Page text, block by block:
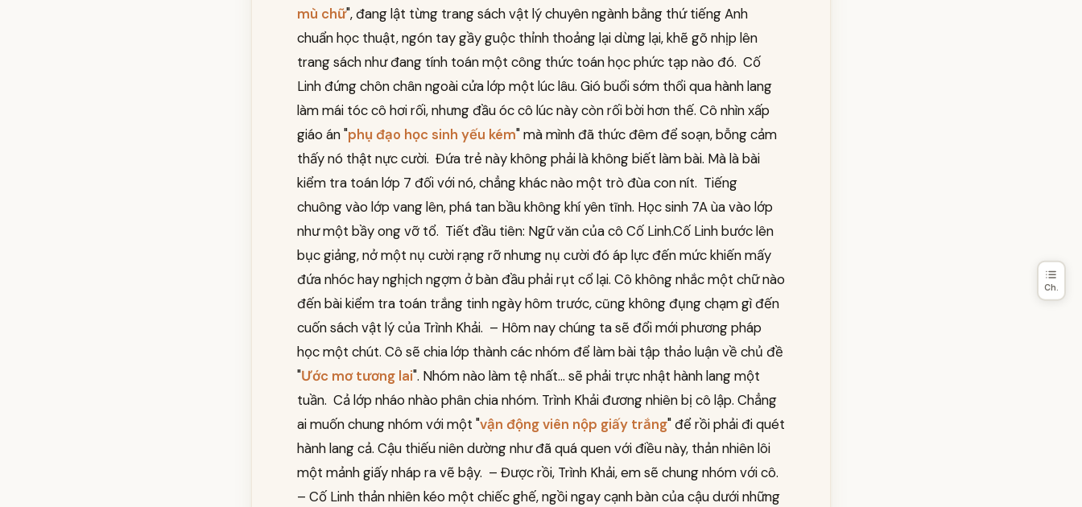
Ch.
mù chữ", đang lật từng trang sách vật lý chuyên ngành bằng thứ tiếng Anh
chuẩn học thuật, ngón tay gầy guộc thỉnh thoảng lại dừng lại, khẽ gõ nhịp lên
trang sách như đang tính toán một công thức toán học phức tạp nào đó. Cố
Linh đứng chôn chân ngoài cửa lớp một lúc lâu. Gió buổi sớm thổi qua hành lang
làm mái tóc cô hơi rối, nhưng đầu óc cô lúc này còn rối bời hơn thế. Cô nhìn xấp
giáo án "phụ đạo học sinh yếu kém" mà mình đã thức đêm để soạn, bỗng cảm
thấy nó thật nực cười. Đứa trẻ này không phải là không biết làm bài. Mà là bài
kiểm tra toán lớp 7 đối với nó, chẳng khác nào một trò đùa con nít. Tiếng
chuông vào lớp vang lên, phá tan bầu không khí yên tĩnh. Học sinh 7A ùa vào lớp
như một bầy ong vỡ tổ. Tiết đầu tiên: Ngữ văn của cô Cố Linh.Cố Linh bước lên
bục giảng, nở một nụ cười rạng rỡ nhưng nụ cười đó áp lực đến mức khiến mấy
đứa nhóc hay nghịch ngợm ở bàn đầu phải rụt cổ lại. Cô không nhắc một chữ nào
đến bài kiểm tra toán trắng tinh ngày hôm trước, cũng không đụng chạm gì đến
cuốn sách vật lý của Trình Khải. – Hôm nay chúng ta sẽ đổi mới phương pháp
học một chút. Cô sẽ chia lớp thành các nhóm để làm bài tập thảo luận về chủ đề
"Ước mơ tương lai". Nhóm nào làm tệ nhất... sẽ phải trực nhật hành lang một
tuần. Cả lớp nháo nhào phân chia nhóm. Trình Khải đương nhiên bị cô lập. Chẳng
ai muốn chung nhóm với một "vận động viên nộp giấy trắng" để rồi phải đi quét
hành lang cả. Cậu thiếu niên dường như đã quá quen với điều này, thản nhiên lôi
một mảnh giấy nháp ra vẽ bậy. – Được rồi, Trình Khải, em sẽ chung nhóm với cô.
– Cố Linh thản nhiên kéo một chiếc ghế, ngồi ngay cạnh bàn của cậu dưới những